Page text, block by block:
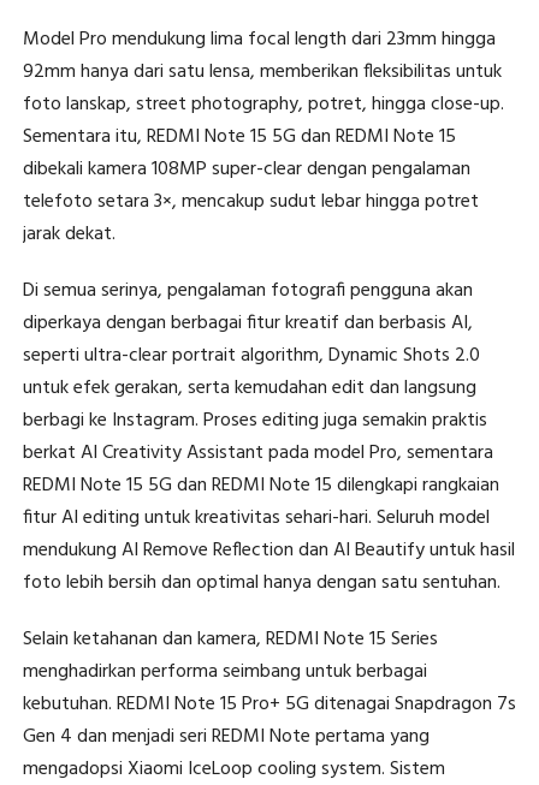
Model Pro mendukung lima focal length dari 23mm hingga
92mm hanya dari satu lensa, memberikan fleksibilitas untuk
foto lanskap, street photography, potret, hingga close-up.
Sementara itu, REDMI Note 15 5G dan REDMI Note 15
dibekali kamera 108MP super-clear dengan pengalaman
telefoto setara 3×, mencakup sudut lebar hingga potret
jarak dekat.
Di semua serinya, pengalaman fotografi pengguna akan
diperkaya dengan berbagai fitur kreatif dan berbasis AI,
seperti ultra-clear portrait algorithm, Dynamic Shots 2.0
untuk efek gerakan, serta kemudahan edit dan langsung
berbagi ke Instagram. Proses editing juga semakin praktis
berkat AI Creativity Assistant pada model Pro, sementara
REDMI Note 15 5G dan REDMI Note 15 dilengkapi rangkaian
fitur AI editing untuk kreativitas sehari-hari. Seluruh model
mendukung AI Remove Reflection dan AI Beautify untuk hasil
foto lebih bersih dan optimal hanya dengan satu sentuhan.
Selain ketahanan dan kamera, REDMI Note 15 Series
menghadirkan performa seimbang untuk berbagai
kebutuhan. REDMI Note 15 Pro+ 5G ditenagai Snapdragon 7s
Gen 4 dan menjadi seri REDMI Note pertama yang
mengadopsi Xiaomi IceLoop cooling system. Sistem